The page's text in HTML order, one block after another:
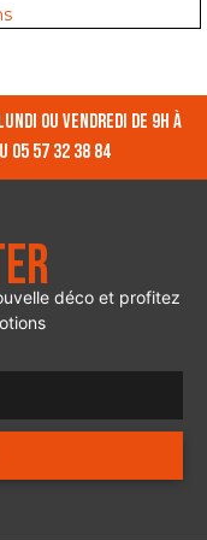
ou vendredi de 9h à
05 57 32 38 84
déco et profitez